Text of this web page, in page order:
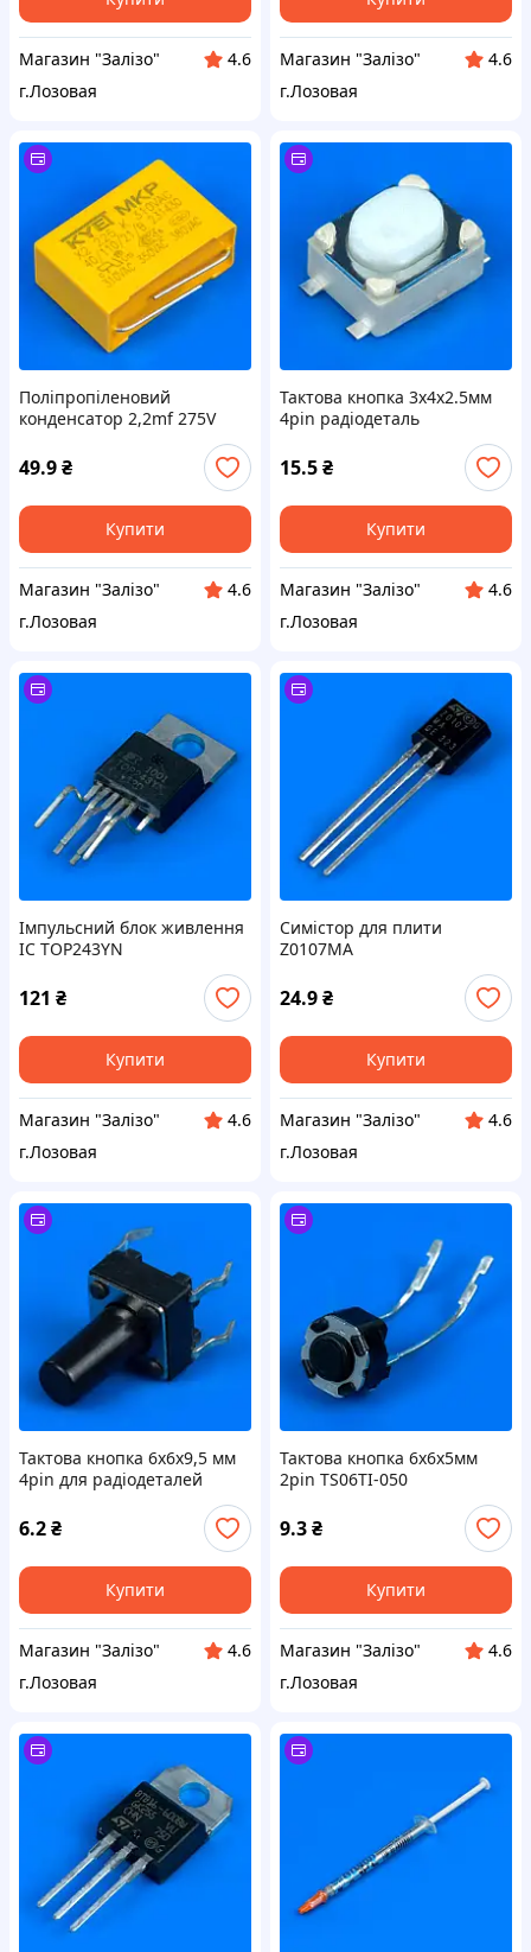
Магазин "Залізо"
4.6
г.Лозовая
Магазин "Залізо"
4.6
г.Лозовая
Поліпропіленовий
конденсатор 2,2mf 275V
49.9₴
Купити
Магазин "Залізо"
4.6
г.Лозовая
Тактова кнопка 3x4x2.5мм
4pin радіодеталь
15.5₴
Купити
Магазин "Залізо"
4.6
г.Лозовая
Імпульсний блок живлення
IC TOP243YN
121 ₴
Купити
Магазин "Залізо"
4.6
г.Лозовая
Симістор для плити
Z0107MA
24.9₴
Купити
Магазин "Залізо"
4.6
г.Лозовая
Тактова кнопка 6x6x9,5 мм
4pin для радіодеталей
6.2₴
Купити
Магазин "Залізо"
4.6
г.Лозовая
Тактова кнопка 6x6x5мм
2pin TS06TI-050
9.3₴
Купити
Магазин "Залізо"
4.6
г.Лозовая